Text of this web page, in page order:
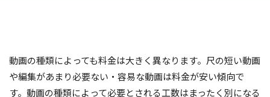
動画の種類によっても料金は大きく異なります。尺の短い動画
や編集があまり必要ない・容易な動画は料金が安い傾向で
す。動画の種類によって必要とされる工数はまったく別になる